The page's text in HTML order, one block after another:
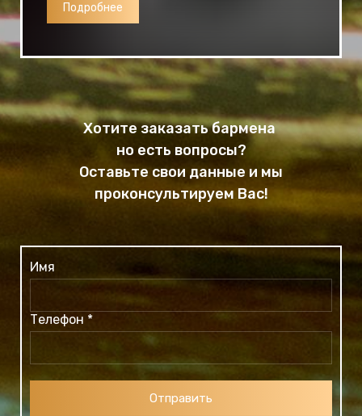
Подробнее
Хотите заказать бармена
но есть вопросы?
Оставьте свои данные и мы
проконсультируем Вас!
Имя
Телефон *
Отправить